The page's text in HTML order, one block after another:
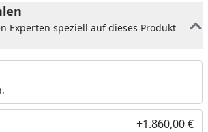
Experten speziell auf dieses Produkt
+1.860,00 €